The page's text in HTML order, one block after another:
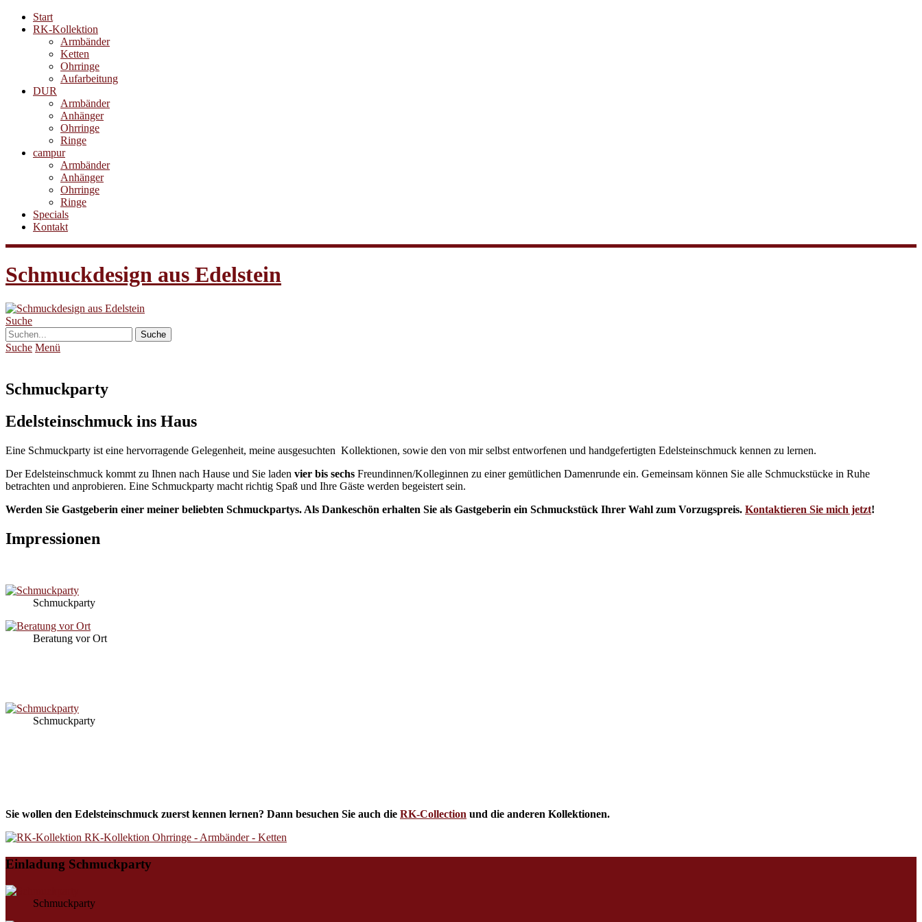
Start
RK-Kollektion
Armbänder
Ketten
Ohrringe
Aufarbeitung
DUR
Armbänder
Anhänger
Ohrringe
Ringe
campur
Armbänder
Anhänger
Ohrringe
Ringe
Specials
Kontakt
Schmuckdesign aus Edelstein
Suche
Suche Menü
Schmuckparty
Edelsteinschmuck ins Haus
Eine Schmuckparty ist eine hervorragende Gelegenheit, meine ausgesuchten Kollektionen, sowie den von mir selbst entworfenen und handgefertigten Edelsteinschmuck kennen zu lernen.
Der Edelsteinschmuck kommt zu Ihnen nach Hause und Sie laden vier bis sechs Freundinnen/Kolleginnen zu einer gemütlichen Damenrunde ein. Gemeinsam können Sie alle Schmuckstücke in Ruhe
betrachten und anprobieren. Eine Schmuckparty macht richtig Spaß und Ihre Gäste werden begeistert sein.
Werden Sie Gastgeberin einer meiner beliebten Schmuckpartys. Als Dankeschön erhalten Sie als Gastgeberin ein Schmuckstück Ihrer Wahl zum Vorzugspreis. Kontaktieren Sie mich jetzt!
Impressionen
Schmuckparty
Beratung vor Ort
Schmuckparty
Sie wollen den Edelsteinschmuck zuerst kennen lernen? Dann besuchen Sie auch die RK-Collection und die anderen Kollektionen.
RK-Kollektion Ohrringe - Armbänder - Ketten
Einladung Schmuckparty
Schmuckparty